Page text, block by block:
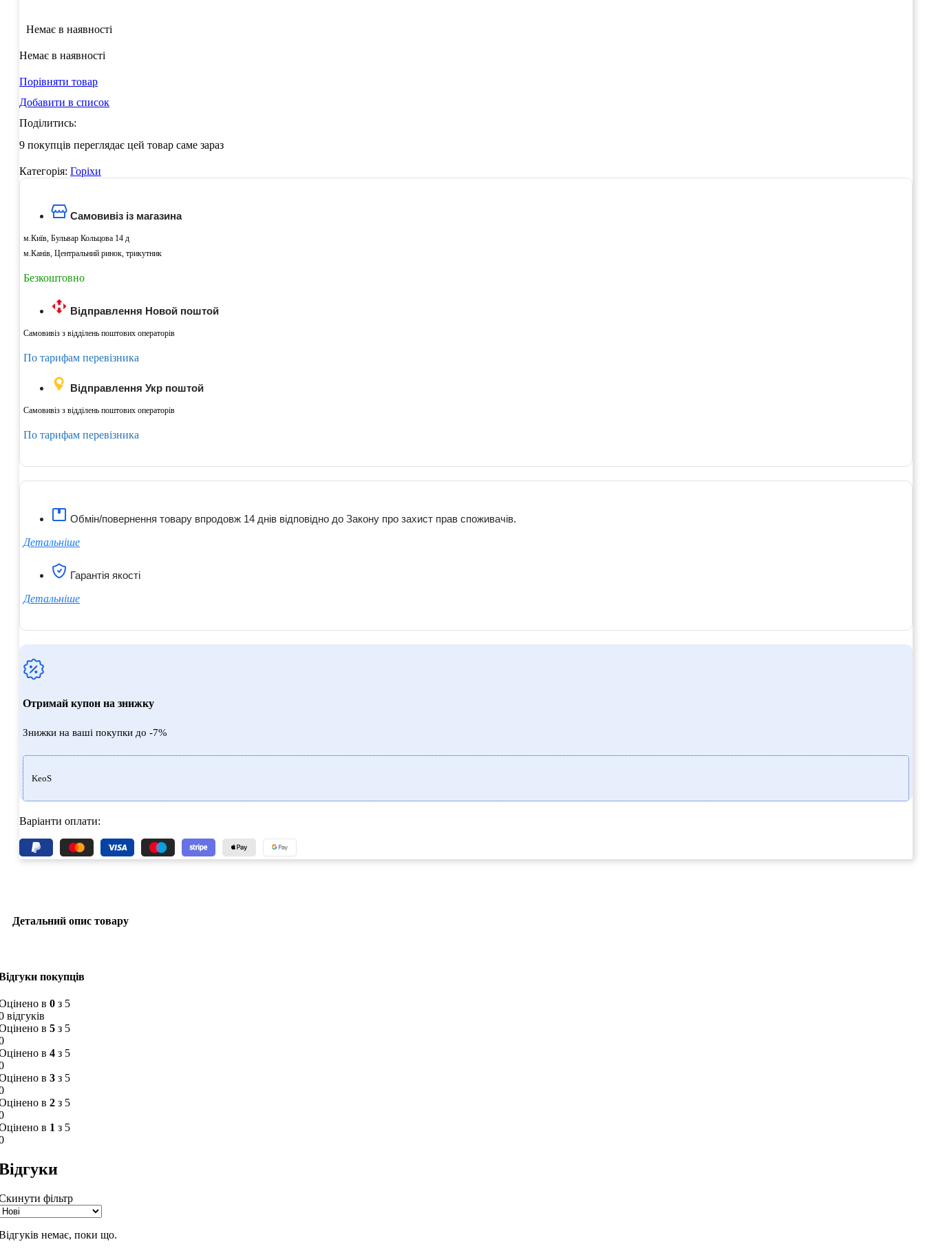
Немає в наявності
Немає в наявності
Порівняти товар
Добавити в список
Поділитись:
9 покупців переглядає цей товар саме зараз
Категорія: Горіхи
Самовивіз із магазина
м.Київ, Бульвар Кольцова 14 д
м.Канів, Центральний ринок, трикутник
Безкоштовно
Відправлення Новой поштой
Самовивіз з відділень поштових операторів
По тарифам перевізника
Відправлення Укр поштой
Самовивіз з відділень поштових операторів
По тарифам перевізника
Обмін/повернення товару впродовж 14 днів відповідно до Закону про захист прав споживачів.
Детальніше
Гарантія якості
Детальніше
Отримай купон на знижку
Знижки на ваші покупки до -7%
KeoS
Варіанти оплати:
Детальний опис товару
покупців
в 0 з 5
відгуків
в 5 з 5
в 4 з 5
в 3 з 5
в 2 з 5
в 1 з 5
фільтр
немає, поки що.